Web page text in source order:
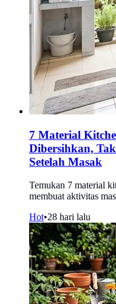
7 Material
Dibersihkan,
Setelah Masak
Temukan 7 material
membuat aktivitas
Hot•28 hari lalu